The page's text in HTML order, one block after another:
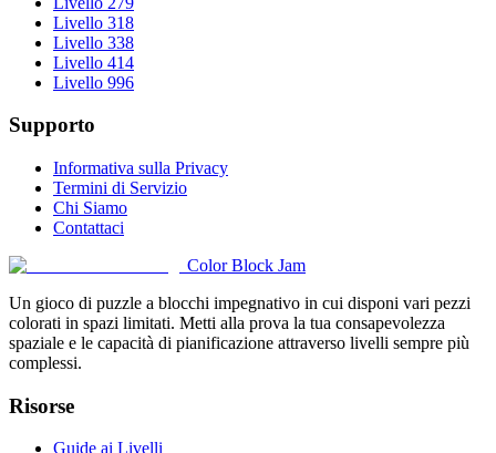
Livello 318
Livello 338
Livello 414
Livello 996
Supporto
Informativa sulla Privacy
Termini di Servizio
Chi Siamo
Contattaci
Color Block Jam
Un gioco di puzzle a blocchi impegnativo in cui disponi vari pezzi
colorati in spazi limitati. Metti alla prova la tua consapevolezza
spaziale e le capacità di pianificazione attraverso livelli sempre più
complessi.
Risorse
Guide ai Livelli